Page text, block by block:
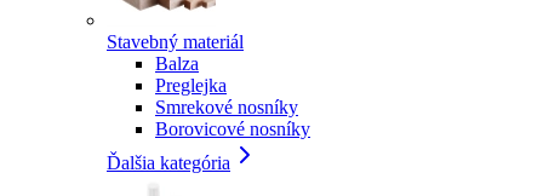
Stavebný materiál
Balza
Preglejka
Smrekové nosníky
Borovicové nosníky
Ďalšia kategória